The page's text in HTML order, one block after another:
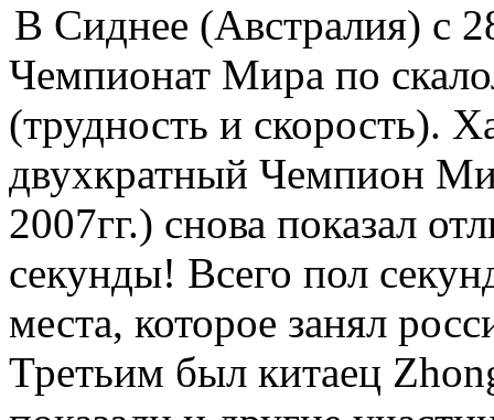
В Сиднее (Австралия) с
Чемпионат Мира по
(трудность и скорость).
двухкратный Чемпион
2007гг.) снова показал
секунды! Всего пол
места, которое занял
Третьим был китаец